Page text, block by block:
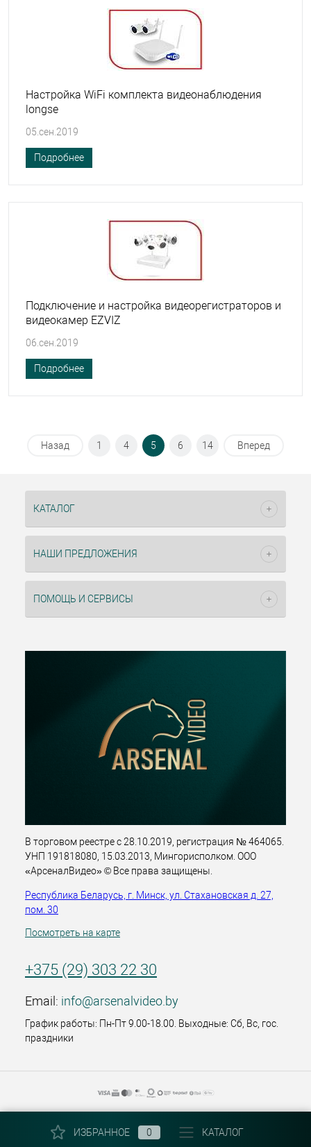
Настройка WiFi комплекта видеонаблюдения
longse
05.сен.2019
Подробнее
Подключение и настройка видеорегистраторов и
видеокамер EZVIZ
06.сен.2019
Подробнее
Назад 1 4 5 6 14 Вперед
КАТАЛОГ
НАШИ ПРЕДЛОЖЕНИЯ
ПОМОЩЬ И СЕРВИСЫ
В торговом реестре с 28.10.2019, регистрация № 464065.
УНП 191818080, 15.03.2013, Мингорисполком. ООО
«АрсеналВидео» © Все права защищены.
Республика Беларусь, г. Минск, ул. Стахановская д. 27,
пом. 30
Посмотреть на карте
+375 (29) 303 22 30
Email: info@arsenalvideo.by
График работы: Пн-Пт 9.00-18.00. Выходные: Сб, Вс, гос.
праздники
ИЗБРАННОЕ 0 КАТАЛОГ